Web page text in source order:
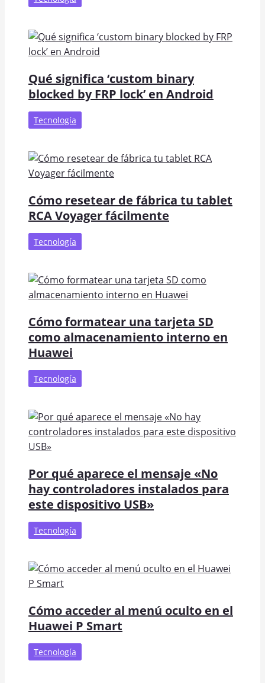
Qué significa ‘custom binary
blocked by FRP lock’ en Android
Tecnología
Cómo resetear de fábrica tu tablet
RCA Voyager fácilmente
Tecnología
Cómo formatear una tarjeta SD
como almacenamiento interno en
Huawei
Tecnología
Por qué aparece el mensaje «No
hay controladores instalados para
este dispositivo USB»
Tecnología
Cómo acceder al menú oculto en el
Huawei P Smart
Tecnología